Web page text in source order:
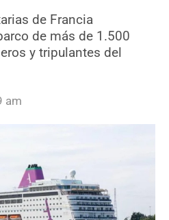
de Francia
de más de 1.500
y tripulantes del
am